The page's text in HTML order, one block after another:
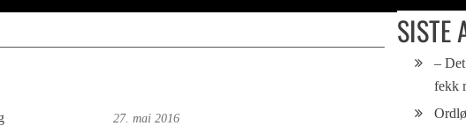
27. mai 2016
SISTE
–
fekk